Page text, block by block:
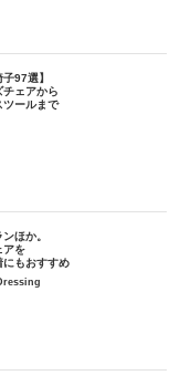
97選】
チェアから
ツールまで
ほか。
アを
にもおすすめ